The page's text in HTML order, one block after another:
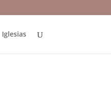
Iglesias